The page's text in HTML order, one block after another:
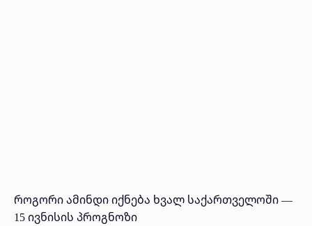
როგორი ამინდი იქნება ხვალ საქართველოში —
15 ივნისის პროგნოზი